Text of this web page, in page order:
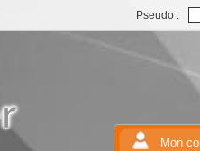
Pseudo :
Mon